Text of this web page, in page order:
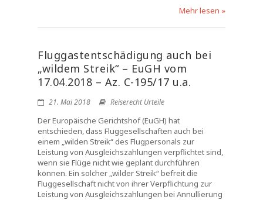
Mehr lesen »
Fluggastentschädigung auch bei
„wildem Streik“ – EuGH vom
17.04.2018 – Az. C-195/17 u.a.
21. Mai 2018 Reiserecht Urteile
Der Europäische Gerichtshof (EuGH) hat
entschieden, dass Fluggesellschaften auch bei
einem „wilden Streik“ des Flugpersonals zur
Leistung von Ausgleichszahlungen verpflichtet sind,
wenn sie Flüge nicht wie geplant durchführen
können. Ein solcher „wilder Streik“ befreit die
Fluggesellschaft nicht von ihrer Verpflichtung zur
Leistung von Ausgleichszahlungen bei Annullierung